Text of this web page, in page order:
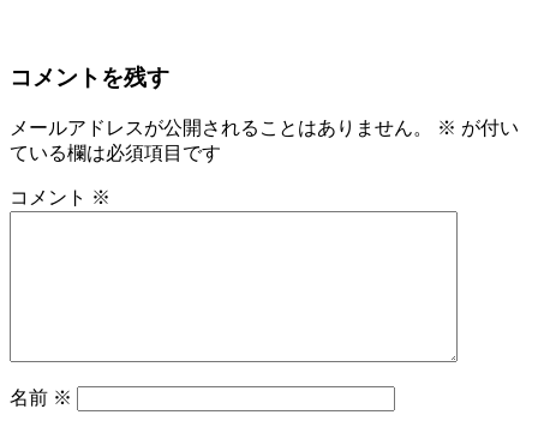
コメントを残す
メールアドレスが公開されることはありません。 ※ が付い
ている欄は必須項目です
コメント ※
名前 ※